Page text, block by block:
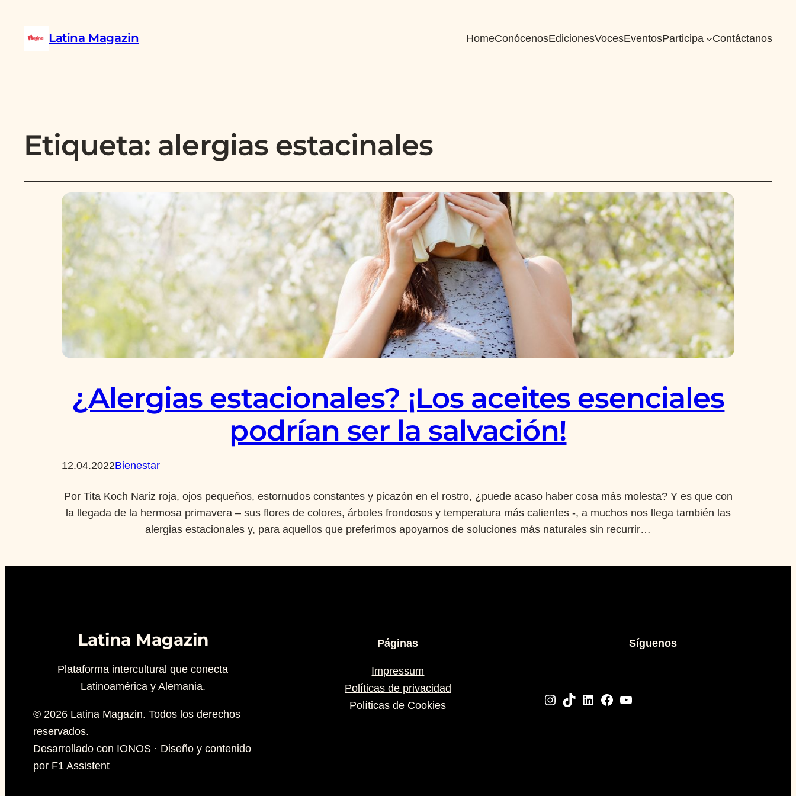
Latina Magazin HomeConócenosEdicionesVocesEventosParticipa Contáctanos
Etiqueta: alergias estacinales
¿Alergias estacionales? ¡Los aceites esenciales
podrían ser la salvación!
12.04.2022Bienestar
Por Tita Koch Nariz roja, ojos pequeños, estornudos constantes y picazón en el rostro, ¿puede acaso haber cosa más molesta? Y es que con
la llegada de la hermosa primavera – sus flores de colores, árboles frondosos y temperatura más calientes -, a muchos nos llega también las
alergias estacionales y, para aquellos que preferimos apoyarnos de soluciones más naturales sin recurrir…
Latina Magazin
Plataforma intercultural que conecta
Latinoamérica y Alemania.
© 2026 Latina Magazin. Todos los derechos
reservados.
Desarrollado con IONOS · Diseño y contenido
por F1 Assistent
Páginas
Impressum
Políticas de privacidad
Políticas de Cookies
Síguenos
Instagram TikTok LinkedIn Facebook YouTube